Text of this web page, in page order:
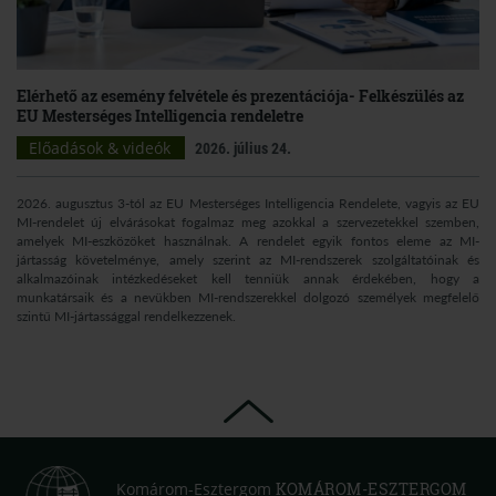
Elérhető az esemény felvétele és prezentációja- Felkészülés az
EU Mesterséges Intelligencia rendeletre
Előadások & videók
2026. július 24.
2026. augusztus 3-tól az EU Mesterséges Intelligencia Rendelete, vagyis az EU
MI-rendelet új elvárásokat fogalmaz meg azokkal a szervezetekkel szemben,
amelyek MI-eszközöket használnak. A rendelet egyik fontos eleme az MI-
jártasság követelménye, amely szerint az MI-rendszerek szolgáltatóinak és
alkalmazóinak intézkedéseket kell tenniük annak érdekében, hogy a
munkatársaik és a nevükben MI-rendszerekkel dolgozó személyek megfelelő
szintű MI-jártassággal rendelkezzenek.
Komárom-Esztergom KOMÁROM-ESZTERGOM